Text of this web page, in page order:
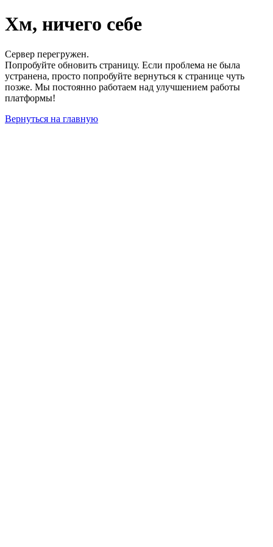
Хм, ничего себе
Сервер перегружен.
Попробуйте обновить страницу. Если проблема не была
устранена, просто попробуйте вернуться к странице чуть
позже. Мы постоянно работаем над улучшением работы
платформы!
Вернуться на главную